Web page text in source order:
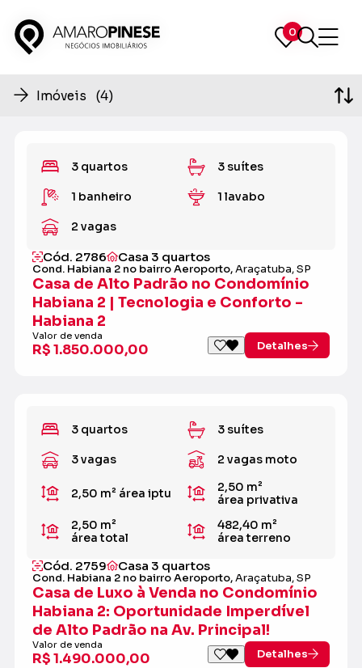
0
0
Imóveis (4)
3 quartos 3 suítes
1 banheiro 1 lavabo
2 vagas
Cód. 2786 Casa 3 quartos
Cond. Habiana 2 no bairro Aeroporto,Araçatuba, SP
Casa de Alto Padrão no Condomínio
Habiana 2 | Tecnologia e Conforto -
Habiana 2
Valor de venda
R$ 1.850.000,00 Detalhes
3 quartos 3 suítes
3 vagas 2 vagas moto
2,50 m² área iptu
2,50 m²
área privativa
2,50 m²
área total
482,40 m²
área terreno
Cód. 2759 Casa 3 quartos
Cond. Habiana 2 no bairro Aeroporto,Araçatuba, SP
Casa de Luxo à Venda no Condomínio
Habiana 2: Oportunidade Imperdível
de Alto Padrão na Av. Principal!
Valor de venda
R$ 1.490.000,00 Detalhes